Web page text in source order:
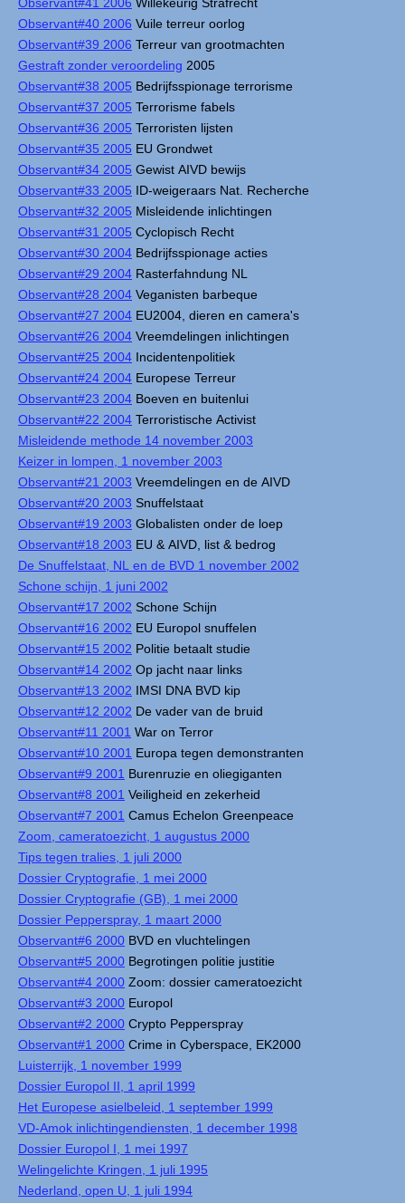
Observant#40 2006 Vuile terreur oorlog
Observant#39 2006 Terreur van grootmachten
Gestraft zonder veroordeling 2005
Observant#38 2005 Bedrijfsspionage terrorisme
Observant#37 2005 Terrorisme fabels
Observant#36 2005 Terroristen lijsten
Observant#35 2005 EU Grondwet
Observant#34 2005 Gewist AIVD bewijs
Observant#33 2005 ID-weigeraars Nat. Recherche
Observant#32 2005 Misleidende inlichtingen
Observant#31 2005 Cyclopisch Recht
Observant#30 2004 Bedrijfsspionage acties
Observant#29 2004 Rasterfahndung NL
Observant#28 2004 Veganisten barbeque
Observant#27 2004 EU2004, dieren en camera's
Observant#26 2004 Vreemdelingen inlichtingen
Observant#25 2004 Incidentenpolitiek
Observant#24 2004 Europese Terreur
Observant#23 2004 Boeven en buitenlui
Observant#22 2004 Terroristische Activist
Misleidende methode 14 november 2003
Keizer in lompen, 1 november 2003
Observant#21 2003 Vreemdelingen en de AIVD
Observant#20 2003 Snuffelstaat
Observant#19 2003 Globalisten onder de loep
Observant#18 2003 EU & AIVD, list & bedrog
De Snuffelstaat, NL en de BVD 1 november 2002
Schone schijn, 1 juni 2002
Observant#17 2002 Schone Schijn
Observant#16 2002 EU Europol snuffelen
Observant#15 2002 Politie betaalt studie
Observant#14 2002 Op jacht naar links
Observant#13 2002 IMSI DNA BVD kip
Observant#12 2002 De vader van de bruid
Observant#11 2001 War on Terror
Observant#10 2001 Europa tegen demonstranten
Observant#9 2001 Burenruzie en oliegiganten
Observant#8 2001 Veiligheid en zekerheid
Observant#7 2001 Camus Echelon Greenpeace
Zoom, cameratoezicht, 1 augustus 2000
Tips tegen tralies, 1 juli 2000
Dossier Cryptografie, 1 mei 2000
Dossier Cryptografie (GB), 1 mei 2000
Dossier Pepperspray, 1 maart 2000
Observant#6 2000 BVD en vluchtelingen
Observant#5 2000 Begrotingen politie justitie
Observant#4 2000 Zoom: dossier cameratoezicht
Observant#3 2000 Europol
Observant#2 2000 Crypto Pepperspray
Observant#1 2000 Crime in Cyberspace, EK2000
Luisterrijk, 1 november 1999
Dossier Europol II, 1 april 1999
Het Europese asielbeleid, 1 september 1999
VD-Amok inlichtingendiensten, 1 december 1998
Dossier Europol I, 1 mei 1997
Welingelichte Kringen, 1 juli 1995
Nederland, open U, 1 juli 1994